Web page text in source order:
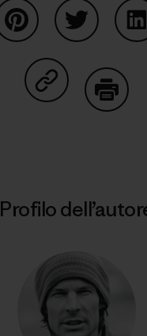
Condividi su
Profilo